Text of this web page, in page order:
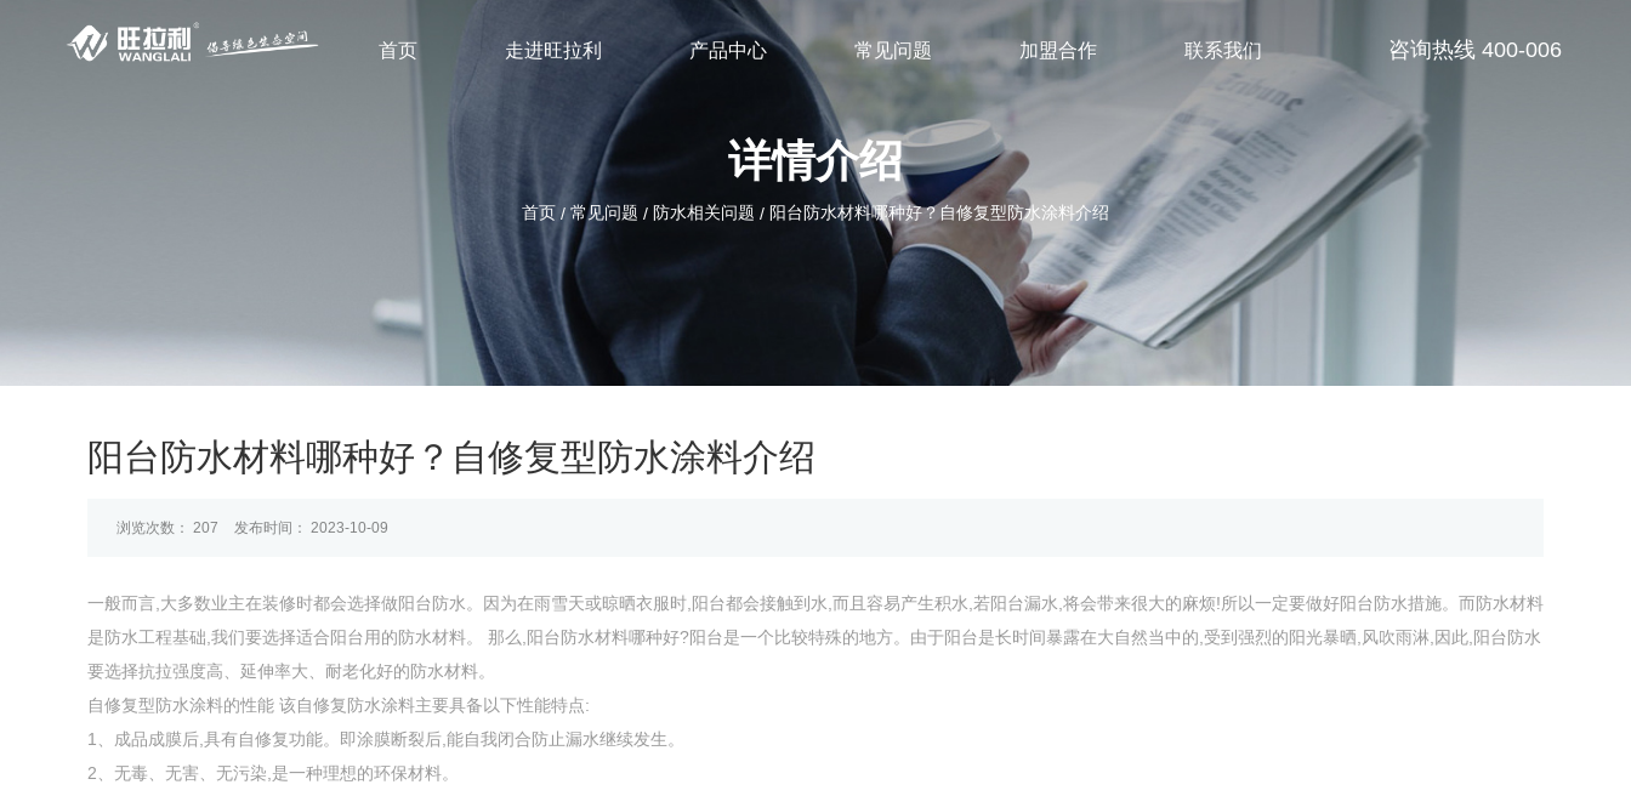
首页 走进旺拉利 产品中心 常见问题 加盟合作 联系我们
详情介绍
首页 / 常见问题 / 防水相关问题 / 阳台防水材料哪种好？自修复型防水涂料介绍
阳台防水材料哪种好？自修复型防水涂料介绍
浏览次数： 207 发布时间： 2023-10-09
一般而言,大多数业主在装修时都会选择做阳台防水。因为在雨雪天或晾晒衣服时,阳台都会接触到水,而且容易产生积水,若阳台漏水,将会带来很大的麻烦!所以一定要做好阳台防水措施。而防水材料
是防水工程基础,我们要选择适合阳台用的防水材料。 那么,阳台防水材料哪种好?阳台是一个比较特殊的地方。由于阳台是长时间暴露在大自然当中的,受到强烈的阳光暴晒,风吹雨淋,因此,阳台防水
要选择抗拉强度高、延伸率大、耐老化好的防水材料。
自修复型防水涂料的性能 该自修复防水涂料主要具备以下性能特点:
1、成品成膜后,具有自修复功能。即涂膜断裂后,能自我闭合防止漏水继续发生。
2、无毒、无害、无污染,是一种理想的环保材料。